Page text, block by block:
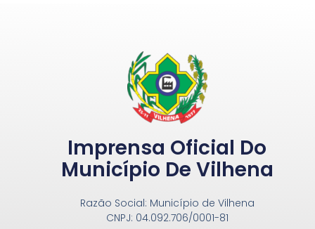
Imprensa Oficial Do
Município De Vilhena
Razão Social: Município de Vilhena
CNPJ: 04.092.706/0001-81